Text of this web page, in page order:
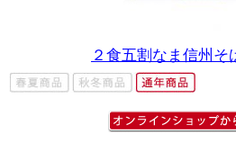
２食五割なま信州そ